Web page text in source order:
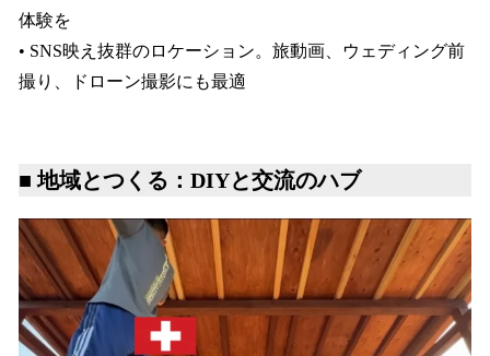
体験を
• SNS映え抜群のロケーション。旅動画、ウェディング前
撮り、ドローン撮影にも最適
■ 地域とつくる：DIYと交流のハブ